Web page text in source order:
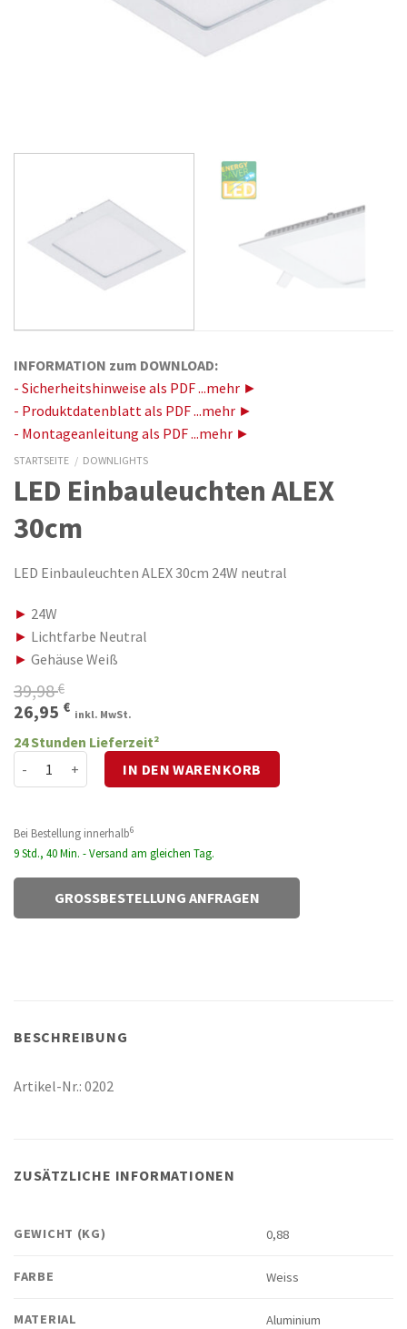
INFORMATION zum DOWNLOAD:
- Sicherheitshinweise als PDF ...mehr ►
- Produktdatenblatt als PDF ...mehr ►
- Montageanleitung als PDF ...mehr ►
STARTSEITE / DOWNLIGHTS
LED Einbauleuchten ALEX
30cm
LED Einbauleuchten ALEX 30cm 24W neutral
► 24W
► Lichtfarbe Neutral
► Gehäuse Weiß
39,98€
Ursprünglicher
Preis
war:
39,98 €
26,95 €Aktueller
Preis
ist:
26,95 €.
inkl. MwSt.
24 Stunden Lieferzeit²
IN DEN WARENKORB
Bei Bestellung innerhalb6
9 Std., 40 Min. - Versand am gleichen Tag.
GROSSBESTELLUNG ANFRAGEN
BESCHREIBUNG
Artikel-Nr.: 0202
ZUSÄTZLICHE INFORMATIONEN
GEWICHT (KG) 0,88
FARBE Weiss
MATERIAL Aluminium